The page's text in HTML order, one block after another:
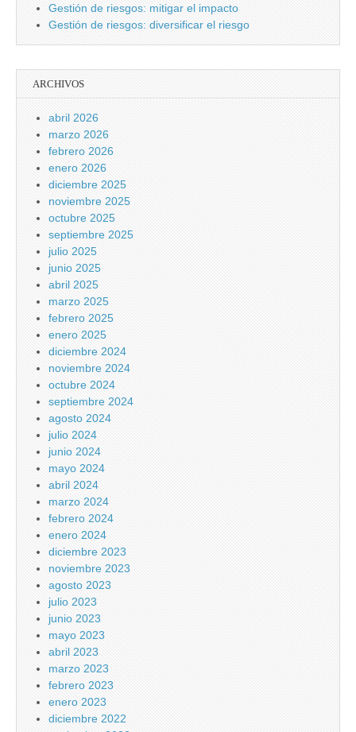
Gestión de riesgos: mitigar el impacto
Gestión de riesgos: diversificar el riesgo
ARCHIVOS
abril 2026
marzo 2026
febrero 2026
enero 2026
diciembre 2025
noviembre 2025
octubre 2025
septiembre 2025
julio 2025
junio 2025
abril 2025
marzo 2025
febrero 2025
enero 2025
diciembre 2024
noviembre 2024
octubre 2024
septiembre 2024
agosto 2024
julio 2024
junio 2024
mayo 2024
abril 2024
marzo 2024
febrero 2024
enero 2024
diciembre 2023
noviembre 2023
agosto 2023
julio 2023
junio 2023
mayo 2023
abril 2023
marzo 2023
febrero 2023
enero 2023
diciembre 2022